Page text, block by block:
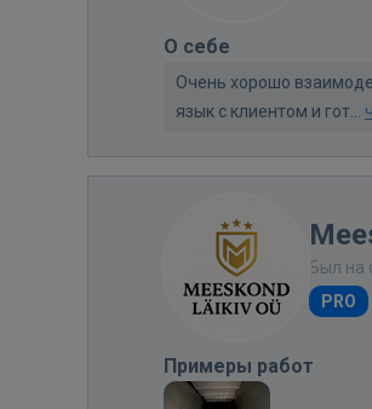
О себе
Очень хорошо
язык с клиентом и гот...
Был на
PRO
Примеры работ